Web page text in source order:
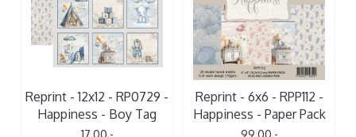
Reprint - 12x12 - RP0729 -
Happiness - Boy Tag
Reprint - 6x6 - RPP112 -
Happiness - Paper Pack